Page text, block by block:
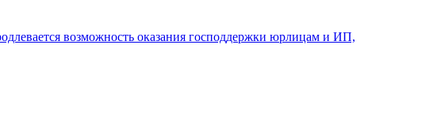
возможность оказания господдержки юрлицам и ИП,